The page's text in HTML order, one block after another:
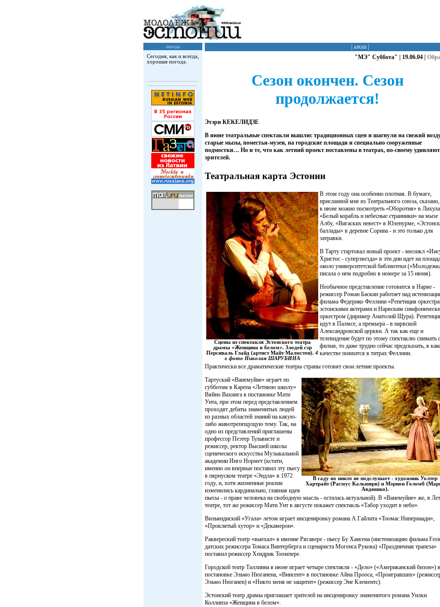
погода
Сегодня, как и всегда,
хорошая погода.
архив
"МЭ" Суббота" | 19.06.04 |
Сезон окончен. Сезон
продолжается!
Этэри КЕКЕЛИДЗЕ
В июне театральные спектакли вышлис традиционных сцен и шагнули на свежий
старые мызы, поместья-музеи, на городские площади и специально сооруженные
подмостки… Но и те, что как летний проект поставлены в театрах, по-своему удивляют
зрителей.
Театральная карта Эстонии
Сцены из спектакля Эстонского театра
драмы «Женщина в белом». Злодей сэр
Персиваль Глайд (артист Майт Малмстен). 4
х фото Николая ШАРУБИНА
В этом году она особенно плотная. В бумаге,
присланной мне из Театрального союза,
в июне можно посмотреть «Оборотня» в
«Белый корабль и небесные странники» на мызе
Албу, «Вигаских невест» в Юленурме,
баллады» в деревне Сорина - и это только для
затравки.
В Тарту стартовал новый проект - мюзикл
Христос - суперзвезда» в эти дни идет на
около университетской библиотеки
писала о нем подробно в номере за 15 июня).
Необычное представление готовится в Нарве -
режиссер Роман Баскин работает над
фильма Федерико Феллини «Репетиция
эстонскими актерами и Нарвским
оркестром (дирижер Анатолий Щура).
идут в Палмсе, а премьера - в нарвской
Александровской церкви. А так как еще и
телевидение будет по этому спектаклю снимать
фильм, то даже трудно сейчас предсказать, в
качестве появится в титрах Феллини.
Практически все драматические театры страны готовят свои летние проекты.
В саду их никто не подслушает - художник Уолтер
Хартрайт (Расмус Кальюярв) и Мэрион Голомб
Авдюшко).
Тартуский «Ванемуйне» играет по
субботам в Карепа «Летнюю школу»
Вяйно Вахинга в постановке Мати
Унта, при этом перед представлением
проходят дебаты знаменитых людей
из разных областей знаний на какую-
либо животрепещущую тему. Так, на
одно из представлений приглашены
профессор Пеэтер Тульвисте и
режиссер, ректор Высшей школы
сценического искусства Музыкальной
академии Инго Нормет (кстати,
именно он впервые поставил эту пьесу
в пярнуском театре «Эндла» в 1972
году, и, хотя жизненные реалии
изменились кардинально, главная идея
пьесы - о праве человека на свободную мысль - осталась актуальной). В «Ванемуйне» же, в
театре, тот же режиссер Мати Унт в августе покажет спектакль «Табор уходит в небо».
Вильяндиский «Угала» летом играет инсценировку романа А.Гайлита «Тоомас Нипернаади»,
«Проклятый хутор» и «Декамерон».
Раквереский театр «выехал» в имение Рягавере - пьесу Бу Хансена (инстенизацию фильма
датских режиссера Томаса Винтерберга и сценариста Могенса Рукова) «Праздничная трапеза»
поставил режиссер Хендрик Тоомпере.
Городской театр Таллинна в июне играет четыре спектакля - «Дело» («Американский бизон») в
постановке Эльмо Нюганена, «Винсент» в постановке Айна Прооса, «Проигравших»
Эльмо Нюганен) и «Никто меня не защитит» (режиссер Эне Клементс).
Эстонский театр драмы приглашает зрителей на инсценировку знаменитого романа Уилки
Коллинза «Женщина в белом».